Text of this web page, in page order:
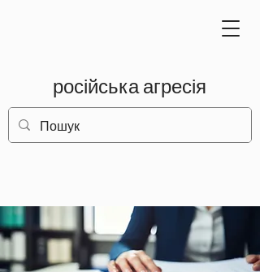
російська агресія